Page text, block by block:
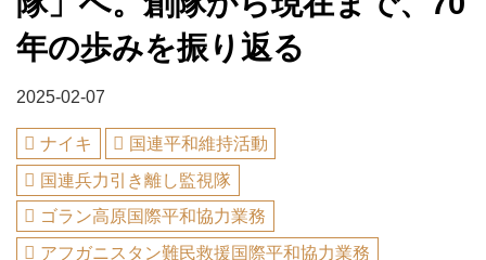
年の歩みを振り返る
2025-02-07
ナイキ
国連平和維持活動
国連兵力引き離し監視隊
ゴラン高原国際平和協力業務
アフガニスタン難民救援国際平和協力業務